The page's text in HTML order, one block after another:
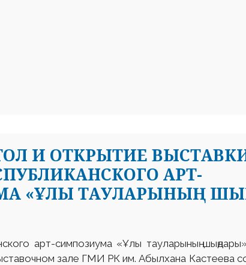
И ОТКРЫТИЕ
АРТ-
«ҰЛЫ ТАУЛАРЫНЫҢ
арт-симпозиума «Ұлы тауларының
зале ГМИ РК им. Абылхана Кастеева